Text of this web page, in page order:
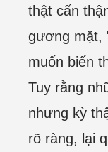
thật cẩn
gương mặt,
muốn biến
Tuy rằng
nhưng kỳ
rõ ràng, lại